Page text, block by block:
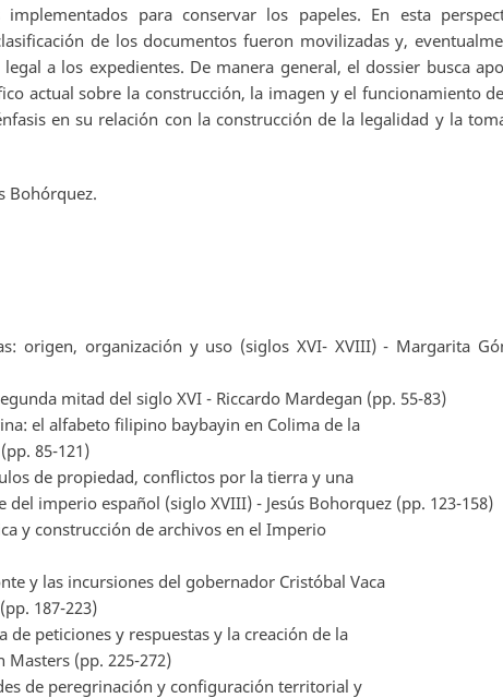
para conservar los papeles. En esta
de los documentos fueron movilizadas y,
a los expedientes. De manera general, el dossier busca
actual sobre la construcción, la imagen y el funcionamiento
en su relación con la construcción de la legalidad y la
Bohórquez.
origen, organización y uso (siglos XVI- XVIII) - Margarita
mitad del siglo XVI - Riccardo Mardegan (pp. 55-83)
el alfabeto filipino baybayin en Colima de la
85-121)
de propiedad, conflictos por la tierra y una
imperio español (siglo XVIII) - Jesús Bohorquez (pp. 123-158)
y construcción de archivos en el Imperio
y las incursiones del gobernador Cristóbal Vaca
187-223)
peticiones y respuestas y la creación de la
(pp. 225-272)
de peregrinación y configuración territorial y